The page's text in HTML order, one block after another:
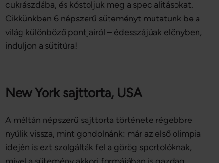
cukrászdába, és kóstoljuk meg a specialitásokat.
Cikkünkben 6 népszerű süteményt mutatunk be a
világ különböző pontjairól – édesszájúak előnyben,
induljon a sütitúra!
New York sajttorta, USA
A méltán népszerű sajttorta története régebbre
nyúlik vissza, mint gondolnánk: már az első olimpia
idején is ezt szolgálták fel a görög sportolóknak,